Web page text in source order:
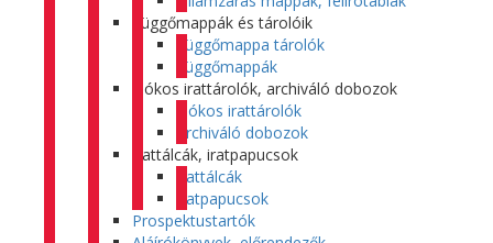
Függőmappák és tárolóik
Függőmappa tárolók
Függőmappák
Fiókos irattárolók, archiváló dobozok
Fiókos irattárolók
Archiváló dobozok
Irattálcák, iratpapucsok
Irattálcák
Iratpapucsok
Prospektustartók